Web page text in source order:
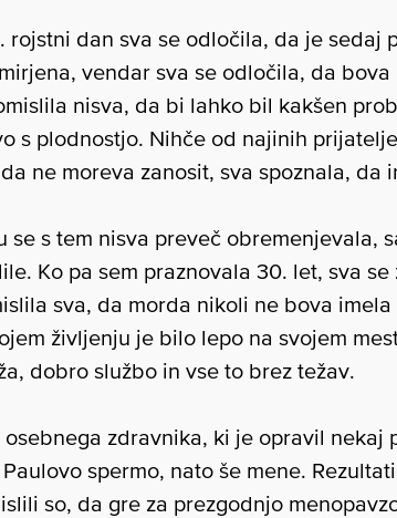
rojstni dan sva se odločila, da je sedaj
vendar sva se odločila, da
nisva, da bi lahko bil kakšen
s plodnostjo. Nihče od najinih
ne moreva zanosit, sva spoznala, da
se s tem nisva preveč obremenjevala,
Ko pa sem praznovala 30. let, sva
sva, da morda nikoli ne bova
življenju je bilo lepo na svojem
dobro službo in vse to brez težav.
osebnega zdravnika, ki je opravil nekaj
spermo, nato še mene.
so, da gre za prezgodnjo